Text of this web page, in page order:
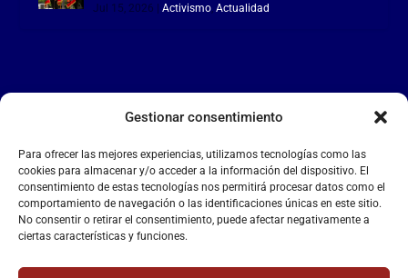
Gestionar consentimiento
Para ofrecer las mejores experiencias, utilizamos tecnologías como las
cookies para almacenar y/o acceder a la información del dispositivo. El
consentimiento de estas tecnologías nos permitirá procesar datos como el
comportamiento de navegación o las identificaciones únicas en este sitio.
No consentir o retirar el consentimiento, puede afectar negativamente a
ciertas características y funciones.
Jul 15, 2026 |Activismo,Actualidad
LA FALANGE
Reproductor
de
vídeo